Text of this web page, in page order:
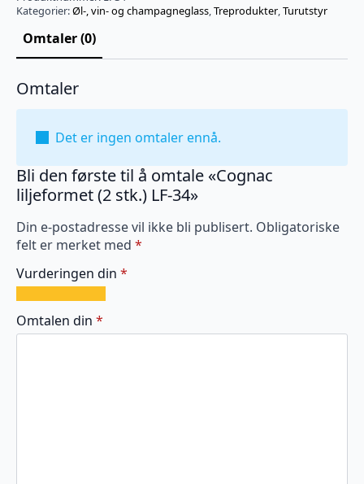
LF-
antall
Kategorier:Øl-, vin- og champagneglass,Treprodukter,Turutstyr
Omtaler (0)
Omtaler
Det er ingen omtaler ennå.
Bli den første til å omtale «Cognac
liljeformet (2 stk.) LF-34»
Din e-postadresse vil ikke bli publisert. Obligatoriske
felt er merket med *
Vurderingen din *
av
5
av
5
av
5
av
5
av
5
Omtalen din *